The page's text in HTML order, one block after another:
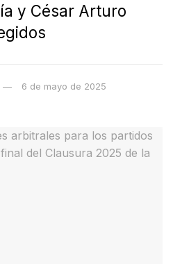
y César Arturo
6 de mayo de 2025